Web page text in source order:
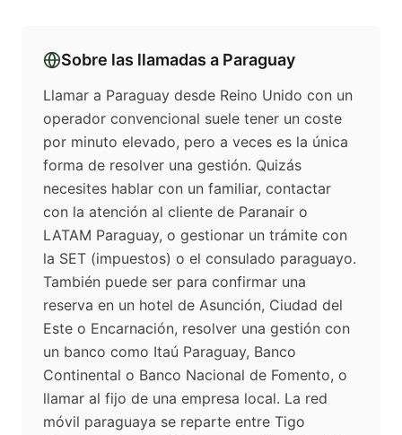
Sobre las llamadas a Paraguay
Llamar a Paraguay desde Reino Unido con un
operador convencional suele tener un coste
por minuto elevado, pero a veces es la única
forma de resolver una gestión. Quizás
necesites hablar con un familiar, contactar
con la atención al cliente de Paranair o
LATAM Paraguay, o gestionar un trámite con
la SET (impuestos) o el consulado paraguayo.
También puede ser para confirmar una
reserva en un hotel de Asunción, Ciudad del
Este o Encarnación, resolver una gestión con
un banco como Itaú Paraguay, Banco
Continental o Banco Nacional de Fomento, o
llamar al fijo de una empresa local. La red
móvil paraguaya se reparte entre Tigo